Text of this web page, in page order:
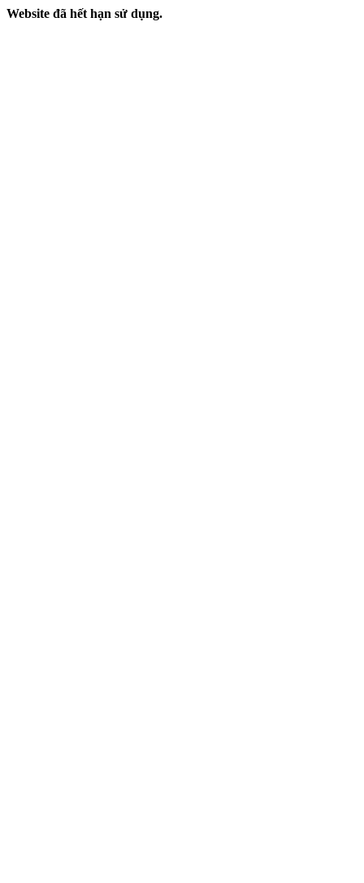
Website đã hết hạn sử dụng.